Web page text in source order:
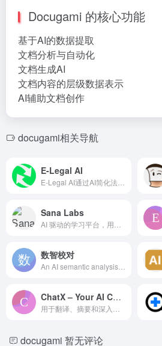
Docugami 的核心功能
基于AI的数据提取
文档分析与自动化
文档生成AI
文档内容的层级数据表示
AI辅助文档创作
docugami相关导航
E-Legal AI
Sana Labs
数智校对
ChatX – Your AI Copilot for Web
docugami 暂无评论